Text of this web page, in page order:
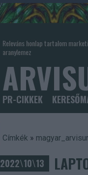
Releváns honlap tartalom
aranylemez
PR-CIKKEK
Címkék »
2022\10\13